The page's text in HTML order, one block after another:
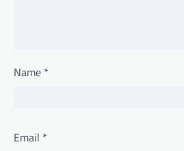
Name *
Email *